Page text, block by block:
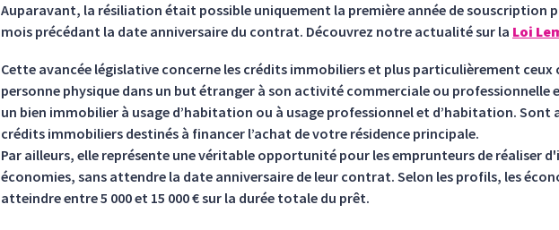
Auparavant, la résiliation était possible uniquement la première année de souscription
mois précédant la date anniversaire du contrat. Découvrez notre actualité sur la Loi
Cette avancée législative concerne les crédits immobiliers et plus particulièrement
personne physique dans un but étranger à son activité commerciale ou professionnelle
un bien immobilier à usage d’habitation ou à usage professionnel et d’habitation. Sont
crédits immobiliers destinés à financer l’achat de votre résidence principale.
Par ailleurs, elle représente une véritable opportunité pour les emprunteurs de réaliser
économies, sans attendre la date anniversaire de leur contrat. Selon les profils, les
atteindre entre 5 000 et 15 000 € sur la durée totale du prêt.